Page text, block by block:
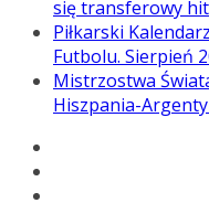
się transferowy hit
Piłkarski
Futbolu. Sierpień
Mistrzostwa
Hiszpania-